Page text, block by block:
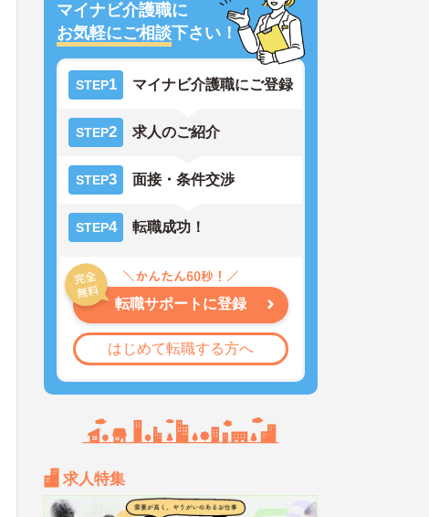
マイナビ介護職に
お気軽にご相談下さい！
STEP1 マイナビ介護職にご登録
STEP2 求人のご紹介
STEP3 面接・条件交渉
STEP4 転職成功！
転職サポートに登録
はじめて転職する方へ
求人特集